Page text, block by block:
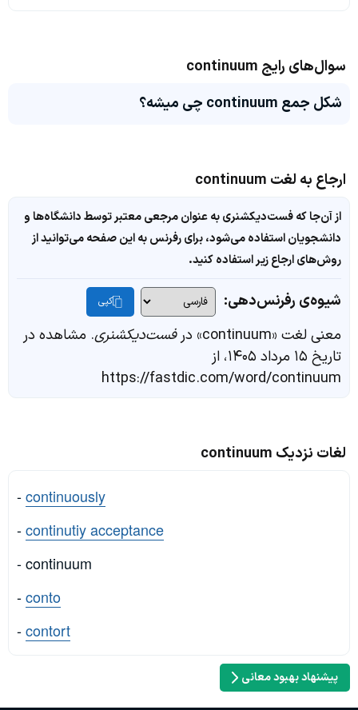
سوال‌های رایج continuum
شکل جمع continuum چی میشه؟
ارجاع به لغت continuum
از آن‌جا که فست‌دیکشنری به عنوان مرجعی معتبر توسط دانشگاه‌ها و
دانشجویان استفاده می‌شود، برای رفرنس به این صفحه می‌توانید از
روش‌های ارجاع زیر استفاده کنید.
شیوه‌ی رفرنس‌دهی: کپی
معنی لغت «continuum» در فست‌دیکشنری. مشاهده در
تاریخ ۱۵ مرداد ۱۴۰۵، از
https://fastdic.com/word/continuum
لغات نزدیک continuum
-continuously
-continutiy acceptance
- continuum
-conto
-contort
پیشنهاد بهبود معانی